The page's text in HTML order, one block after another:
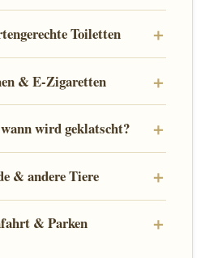
Toiletten
& E-Zigaretten
wird geklatscht?
& andere Tiere
& Parken